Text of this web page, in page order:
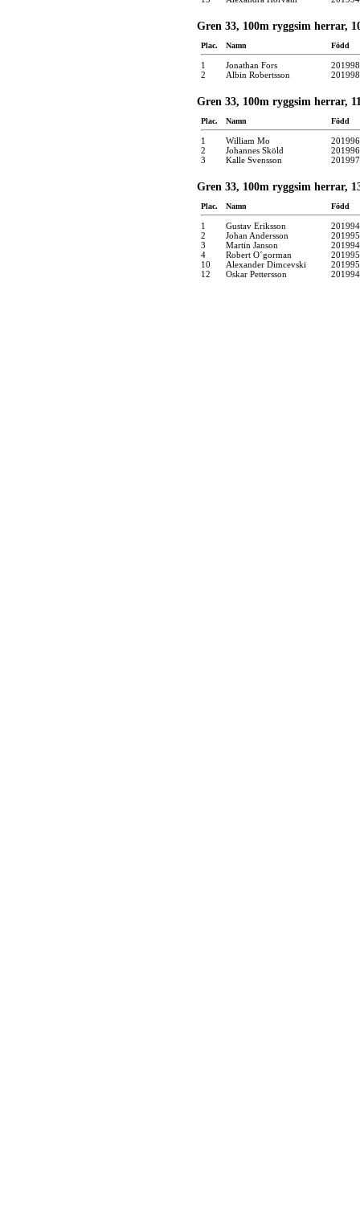
Gren 33, 100m ryggsim herrar,
Plac. Namn Född
1 Jonathan Fors
201998
2
Albin Robertsson 201998
Gren 33, 100m ryggsim herrar,
Plac. Namn Född
1 William Mo
201996
2
Johannes Sköld
201996
3
Kalle Svensson 201997
Gren 33, 100m ryggsim herrar,
Plac. Namn Född
1 Gustav Eriksson
201994
2
Johan Andersson
201995
3
Martin Janson
201994
4
Robert O´gorman
201995
10
Alexander Dimcevski
201995
12
Oskar Pettersson 201994